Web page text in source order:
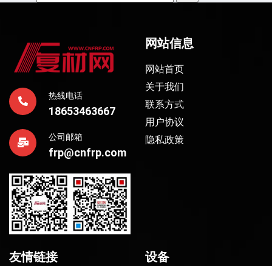
热线电话
18653463667
公司邮箱
frp@cnfrp.com
网站信息
网站首页
关于我们
联系方式
用户协议
隐私政策
友情链接 设备